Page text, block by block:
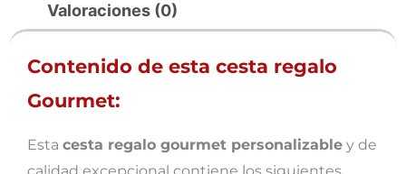
Valoraciones (0)
Contenido de esta cesta regalo
Gourmet:
Esta cesta regalo gourmet personalizable y de